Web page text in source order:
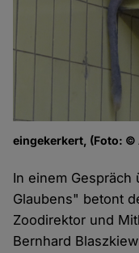
eingekerkert, (Foto: ©
In einem
Glaubens" betont
Zoodirektor und
Bernhard